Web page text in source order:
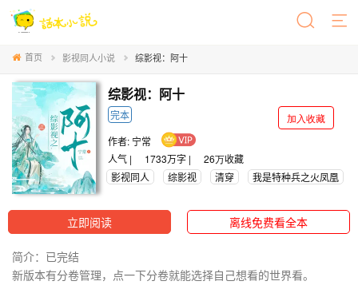
首页 影视同人小说 综影视：阿十
综影视：阿十
完本
加入收藏
作者:宁常
人气 |
1733万字 | 26万收藏
影视同人
综影视 清穿 我是特种兵之火凤凰
立即阅读 离线免费看全本
简介：已完结
新版本有分卷管理，点一下分卷就能选择自己想看的世界看。